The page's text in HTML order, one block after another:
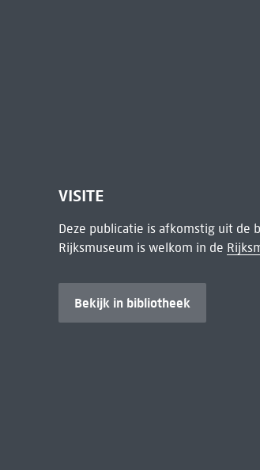
VISITE
Deze publicatie is afkomstig uit de
Rijksmuseum is welkom in de
Bekijk in bibliotheek